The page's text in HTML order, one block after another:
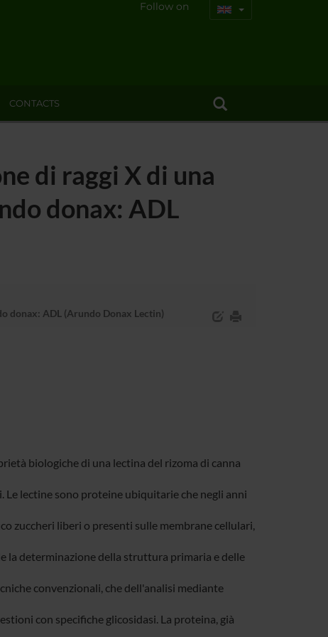
Follow on
CONTACTS
di raggi X di una
donax: ADL
donax: ADL (Arundo Donax Lectin)
biologiche di una lectina del rizoma di canna
lectine sono proteine ubiquitarie che negli anni
zuccheri liberi o presenti sulle membrane cellulari,
la determinazione della struttura primaria e delle
convenzionali, che dell'analisi mediante
con specifiche glicosidasi. La proteina, già